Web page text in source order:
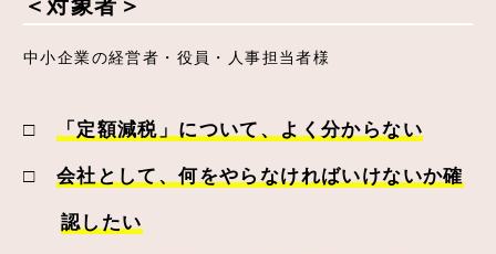
中小企業の経営者・役員・人事担当者様
□
「定額減税」について、よく分からない
□ 会社として、何をやらなければいけないか確
認したい